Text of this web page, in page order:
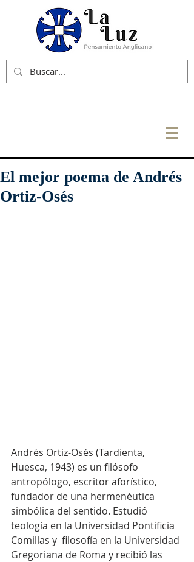
El mejor poema de Andrés
Ortiz-Osés
Andrés Ortiz-Osés (Tardienta,
Huesca, 1943) es un filósofo
antropólogo, escritor aforístico,
fundador de una hermenéutica
simbólica del sentido. Estudió
teología en la Universidad Pontificia
Comillas y  filosofía en la Universidad
Gregoriana de Roma y recibió las